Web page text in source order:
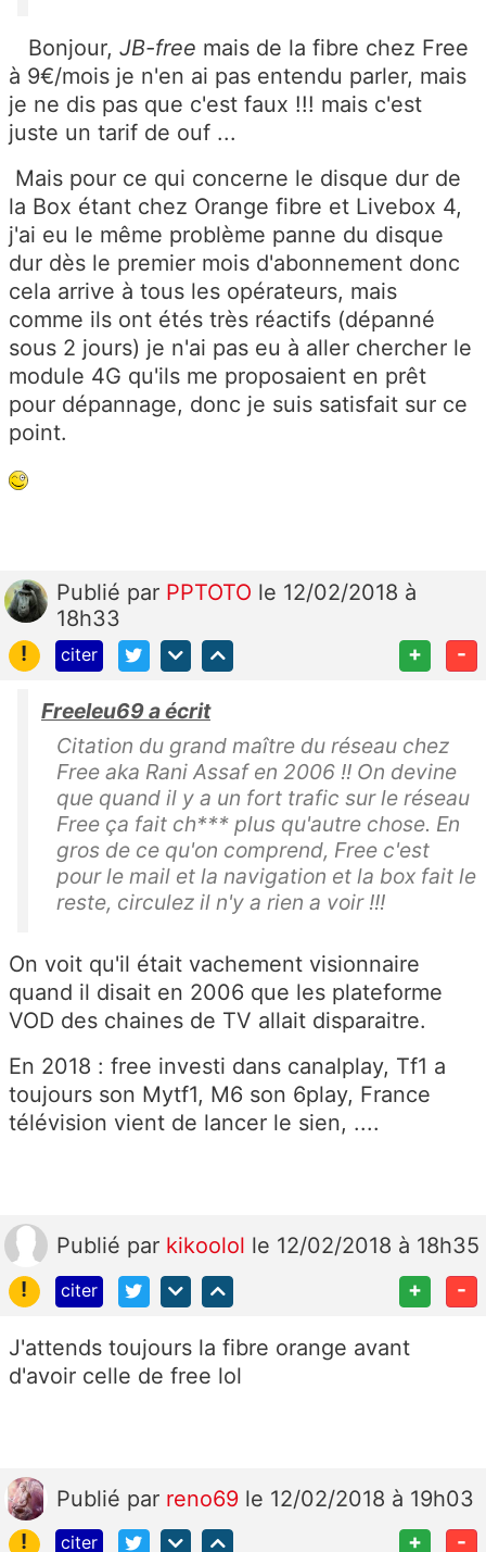
Bonjour, JB-free mais de la fibre chez Free
à 9€/mois je n'en ai pas entendu parler, mais
je ne dis pas que c'est faux !!! mais c'est
juste un tarif de ouf ...
Mais pour ce qui concerne le disque dur de
la Box étant chez Orange fibre et Livebox 4,
j'ai eu le même problème panne du disque
dur dès le premier mois d'abonnement donc
cela arrive à tous les opérateurs, mais
comme ils ont étés très réactifs (dépanné
sous 2 jours) je n'ai pas eu à aller chercher le
module 4G qu'ils me proposaient en prêt
pour dépannage, donc je suis satisfait sur ce
point.
Publié par PPTOTO le 12/02/2018 à
18h33
!
citer + -
Freeleu69 a écrit
Citation du grand maître du réseau chez
Free aka Rani Assaf en 2006 !! On devine
que quand il y a un fort trafic sur le réseau
Free ça fait ch*** plus qu'autre chose. En
gros de ce qu'on comprend, Free c'est
pour le mail et la navigation et la box fait le
reste, circulez il n'y a rien a voir !!!
On voit qu'il était vachement visionnaire
quand il disait en 2006 que les plateforme
VOD des chaines de TV allait disparaitre.
En 2018 : free investi dans canalplay, Tf1 a
toujours son Mytf1, M6 son 6play, France
télévision vient de lancer le sien, ....
Publié par kikoolol le 12/02/2018 à 18h35
!
citer + -
J'attends toujours la fibre orange avant
d'avoir celle de free lol
Publié par reno69 le 12/02/2018 à 19h03
!
citer + -